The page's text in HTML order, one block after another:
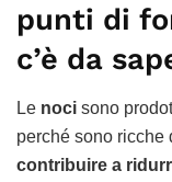
punti di
c’è da
Le noci sono
perché sono ricche
contribuire a